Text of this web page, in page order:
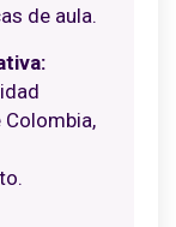
de aula.